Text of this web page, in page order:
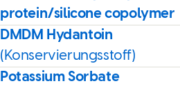
protein/silicone copolymer
DMDM Hydantoin
(Konservierungsstoff)
Potassium Sorbate